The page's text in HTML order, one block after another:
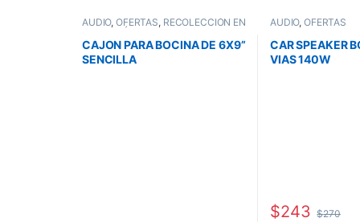
AUDIO,OFERTAS, RECOLECCIÓN EN
TIENDA FÍSICA
CAJON PARA BOCINA DE 6X9”
SENCILLA
AUDIO,OFERTAS
CAR SPEAKER
VIAS 140W
$243 $270